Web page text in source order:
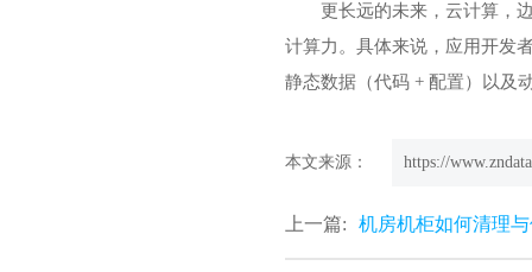
更长远的未来，云计算，
计算力。具体来说，应用开发
静态数据（代码 + 配置）以及
本文来源： https://
上一篇: 机房机柜如何清理